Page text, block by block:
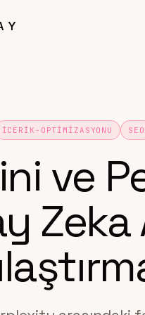
ICERIK-OPTIMIZASYONU SEO
ve